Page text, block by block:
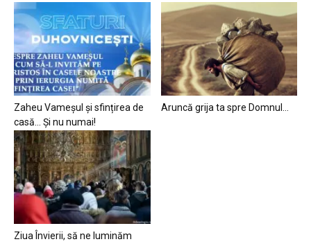
Zaheu Vameșul și sfințirea de
casă… Și nu numai!
Aruncă grija ta spre Domnul…
Ziua Învierii, să ne luminăm